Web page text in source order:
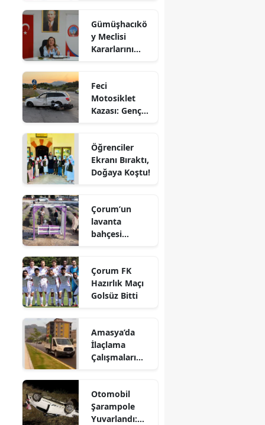
Çankırı
Çorum
Diyarbakır
Edirne
Erzincan
Eskişehir
Gaziantep
Gümüşhane
Hatay
Isparta
İstanbul
Son
Yolculuğuna
Uğurlandı
Gümüşhacıkö
y Meclisi
Kararlarını
Feci
Motosiklet
Kazası: Genç
Kaybetti
Öğrenciler
Ekranı Bıraktı,
Doğaya Koştu!
Çorum’un
lavanta
bahçesi
Çorum FK
Hazırlık Maçı
Golsüz Bitti
Amasya’da
İlaçlama
Çalışmaları
Otomobil
Şarampole
Yuvarlandı: